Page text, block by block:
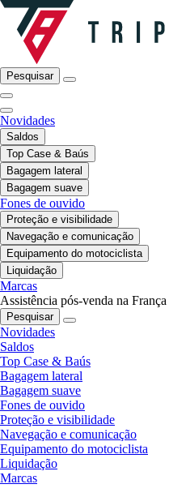
Pesquisar
Novidades
Saldos
Top Case & Baús
Bagagem lateral
Bagagem suave
Fones de ouvido
Proteção e visibilidade
Navegação e comunicação
Equipamento do motociclista
Liquidação
Marcas
Assistência pós-venda na França
Pesquisar
Novidades
Saldos
Top Case & Baús
Bagagem lateral
Bagagem suave
Fones de ouvido
Proteção e visibilidade
Navegação e comunicação
Equipamento do motociclista
Liquidação
Marcas